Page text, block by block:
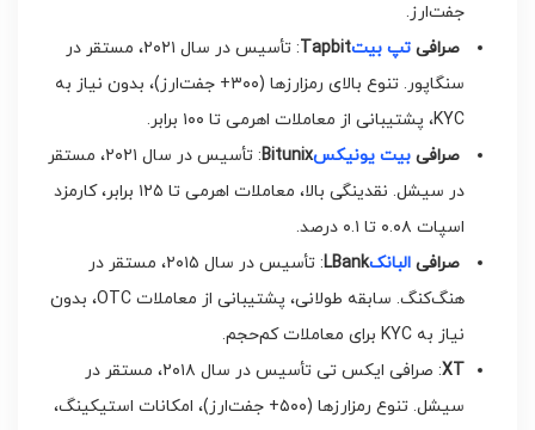
جفت‌ارز.
صرافی تپ بیتTapbit
: تأسیس در سال ۲۰۲۱، مستقر در
سنگاپور. تنوع بالای رمزارزها (۳۰۰+ جفت‌ارز)، بدون نیاز به
KYC، پشتیبانی از معاملات اهرمی تا ۱۰۰ برابر.
صرافی بیت یونیکسBitunix
: تأسیس در سال ۲۰۲۱، مستقر
در سیشل. نقدینگی بالا، معاملات اهرمی تا ۱۲۵ برابر، کارمزد
اسپات ۰.۰۸ تا ۰.۱ درصد.
صرافی البانکLBank
: تأسیس در سال ۲۰۱۵، مستقر در
هنگ‌کنگ. سابقه طولانی، پشتیبانی از معاملات OTC، بدون
نیاز به KYC برای معاملات کم‌حجم.
XT
: صرافی ایکس تی تأسیس در سال ۲۰۱۸، مستقر در
سیشل. تنوع رمزارزها (۵۰۰+ جفت‌ارز)، امکانات استیکینگ،